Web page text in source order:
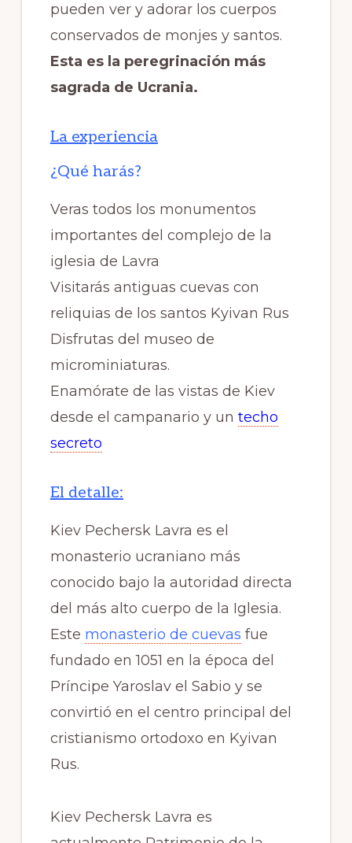
pueden ver y adorar los cuerpos
conservados de monjes y santos.
Esta es la peregrinación más
sagrada de Ucrania.
La experiencia
¿Qué harás?
Veras todos los monumentos
importantes del complejo de la
iglesia de Lavra
Visitarás antiguas cuevas con
reliquias de los santos Kyivan Rus
Disfrutas del museo de
microminiaturas.
Enamórate de las vistas de Kiev
desde el campanario y un techo
secreto
El detalle:
Kiev Pechersk Lavra es el
monasterio ucraniano más
conocido bajo la autoridad directa
del más alto cuerpo de la Iglesia.
Este monasterio de cuevas fue
fundado en 1051 en la época del
Príncipe Yaroslav el Sabio y se
convirtió en el centro principal del
cristianismo ortodoxo en Kyivan
Rus.
Kiev Pechersk Lavra es